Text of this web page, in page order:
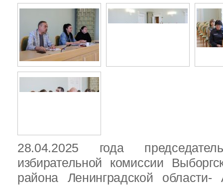
28.04.2025 года
избирательной комиссии
района Ленинградской